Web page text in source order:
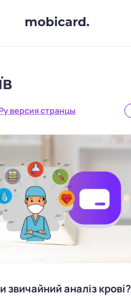
версия странцы
аналіз крові?